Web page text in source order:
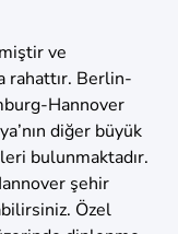
ve
rahattır. Berlin-
Hannover
diğer büyük
bulunmaktadır.
şehir
Özel